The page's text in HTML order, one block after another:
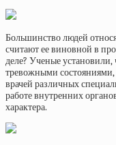
Большинство людей
считают ее виновной в
деле? Ученые
тревожными состояниями,
врачей различных
работе внутренних
характера.